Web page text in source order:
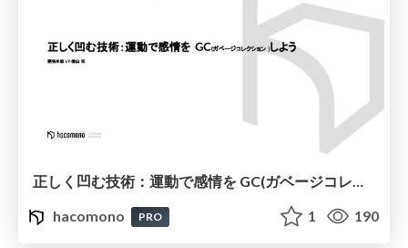
正しく凹む技術：運動で感情を GC(ガベージコレクション )しよう
hacomono
PRO 1 190